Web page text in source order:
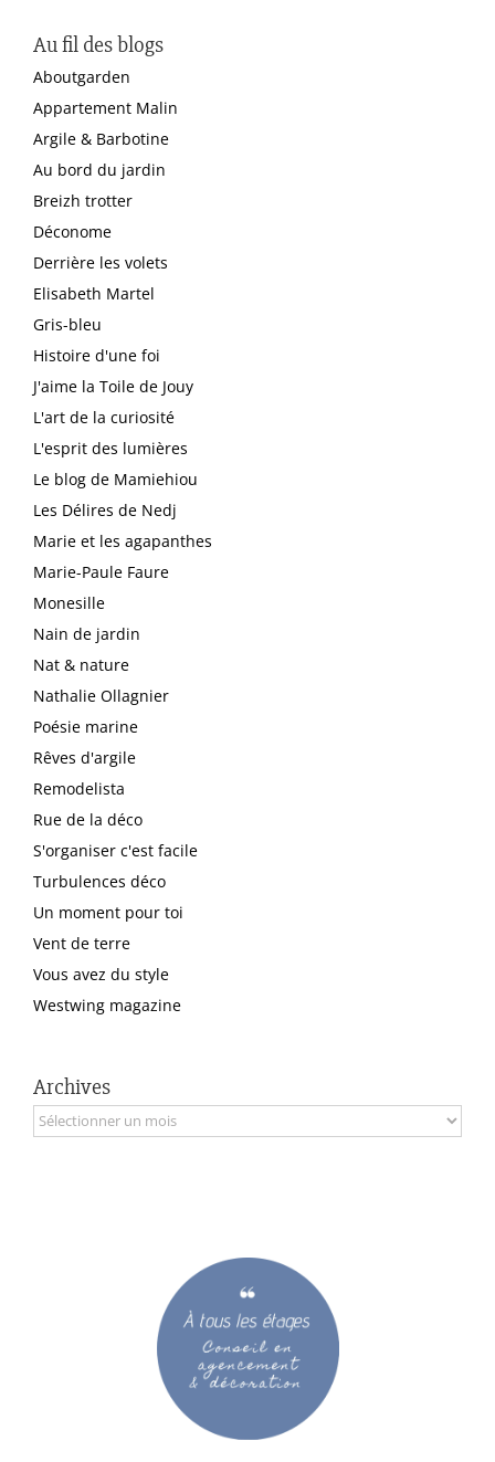
Au fil des blogs
Aboutgarden
Appartement Malin
Argile & Barbotine
Au bord du jardin
Breizh trotter
Déconome
Derrière les volets
Elisabeth Martel
Gris-bleu
Histoire d'une foi
J'aime la Toile de Jouy
L'art de la curiosité
L'esprit des lumières
Le blog de Mamiehiou
Les Délires de Nedj
Marie et les agapanthes
Marie-Paule Faure
Monesille
Nain de jardin
Nat & nature
Nathalie Ollagnier
Poésie marine
Rêves d'argile
Remodelista
Rue de la déco
S'organiser c'est facile
Turbulences déco
Un moment pour toi
Vent de terre
Vous avez du style
Westwing magazine
Archives
Archives